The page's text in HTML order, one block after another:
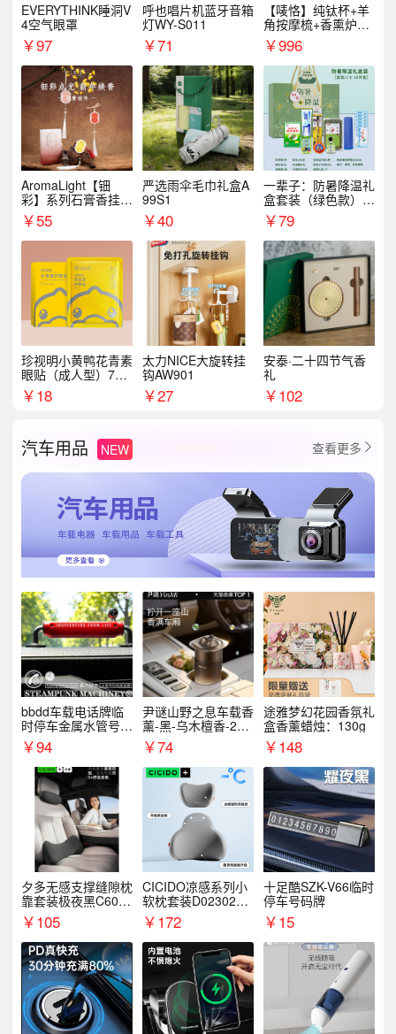
EVERYTHINK睡洞V
4空气眼罩
￥97
呼也唱片机蓝牙音箱
灯WY-S011
￥71
【唛恪】纯钛杯+羊
角按摩梳+香熏炉
+气垫梳
￥996
AromaLight【钿
彩】系列石膏香挂
（代发香味随机）
￥55
严选雨伞毛巾礼盒A
99S1
￥40
一辈子：防暑降温礼
盒套装（绿色款）支
持自由搭配
￥79
珍视明小黄鸭花青素
眼贴（成人型）7对/
盒
￥18
太力NICE大旋转挂
钩AW901
￥27
安泰·二十四节气香
礼
￥102
汽车用品 NEW 查看更多 
bbdd车载电话牌临
时停车金属水管号码
牌可隐藏创意趣味
￥94
尹谜山野之息车载香
薰-黑-乌木檀香-200
g￥74
途雅梦幻花园香氛礼
盒香薰蜡烛：130g
￥148
夕多无感支撑缝隙枕
靠套装极夜黑C6003
+C6004
￥105
CICIDO凉感系列小
软枕套装D023021+
D033031
￥172
十足酷SZK-V66临时
停车号码牌
￥15